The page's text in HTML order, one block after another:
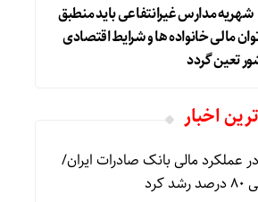
شهریه مدارس غیرانتفاعی باید منطبق
مالی خانواده ها و شرایط اقتصادی
تعین گردد
اخبار
عملکرد مالی بانک صادرات ایران/